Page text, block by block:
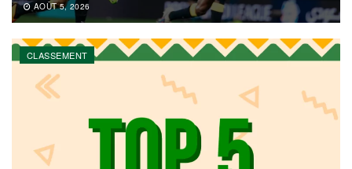
AOÛT 5, 2026
CLASSEMENT